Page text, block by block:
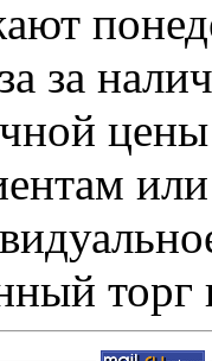
за
торг